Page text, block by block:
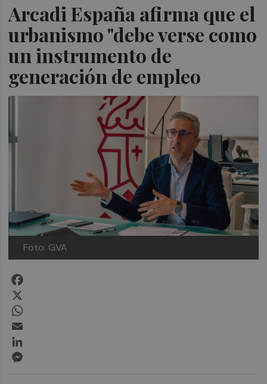
Arcadi España afirma que el
urbanismo "debe verse como
un instrumento de
generación de empleo
Foto: GVA